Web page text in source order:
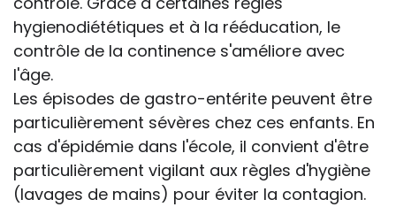
hygienodiététiques et à la rééducation, le
contrôle de la continence s'améliore avec
l'âge.
Les épisodes de gastro-entérite peuvent être
particulièrement sévères chez ces enfants. En
cas d'épidémie dans l'école, il convient d'être
particulièrement vigilant aux règles d'hygiène
(lavages de mains) pour éviter la contagion.